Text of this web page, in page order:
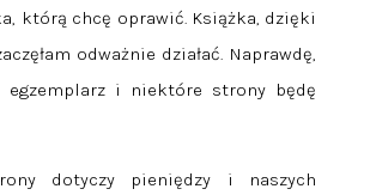
którą chcę oprawić. Książka, dzięki
odważnie działać. Naprawdę,
egzemplarz i niektóre strony będę
dotyczy pieniędzy i naszych